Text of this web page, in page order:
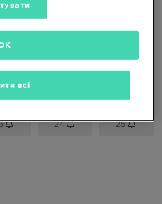
24 25
всі